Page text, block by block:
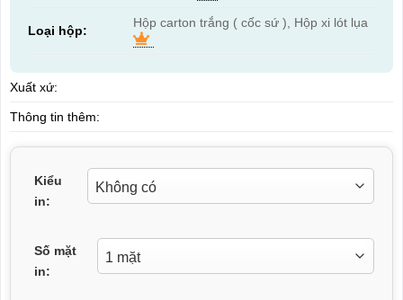
Loại hộp:
Hộp carton trắng ( cốc sứ ), Hộp xi lót lụa
Xuất xứ:
Thông tin thêm:
Kiểu
in:
Số mặt
in: